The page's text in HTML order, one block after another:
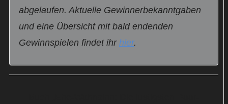
abgelaufen. Aktuelle Gewinnerbekanntgaben
und eine Übersicht mit bald endenden
Gewinnspielen findet ihr hier.